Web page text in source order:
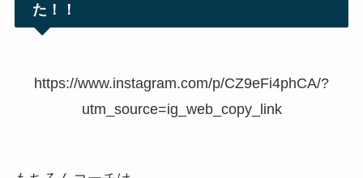
た！！
https://www.instagram.com/p/CZ9eFi4phCA/?
utm_source=ig_web_copy_link